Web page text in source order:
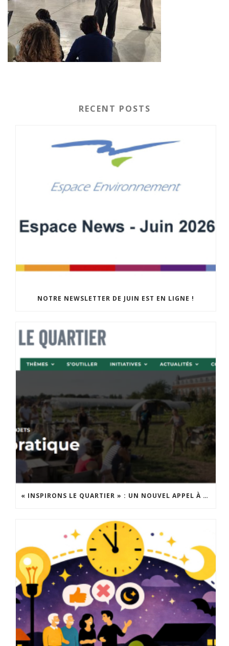
RECENT POSTS
NOTRE NEWSLETTER DE JUIN EST EN LIGNE !
« INSPIRONS LE QUARTIER » : UN NOUVEL APPEL À PROJETS EST LANCÉ !